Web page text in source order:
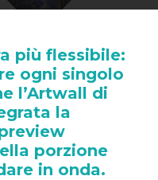
più flessibile:
ogni singolo
l’Artwall di
la
porzione
in onda.